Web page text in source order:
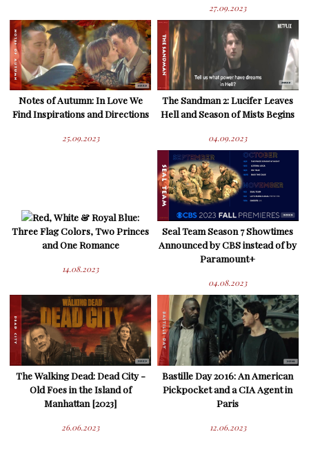
27.09.2023
Notes of Autumn: In Love We
Find Inspirations and Directions
25.09.2023
The Sandman 2: Lucifer Leaves
Hell and Season of Mists Begins
04.09.2023
Red, White & Royal Blue:
Three Flag Colors, Two Princes
and One Romance
14.08.2023
Seal Team Season 7 Showtimes
Announced by CBS instead of by
Paramount+
04.08.2023
The Walking Dead: Dead City -
Old Foes in the Island of
Manhattan [2023]
26.06.2023
Bastille Day 2016: An American
Pickpocket and a CIA Agent in
Paris
12.06.2023